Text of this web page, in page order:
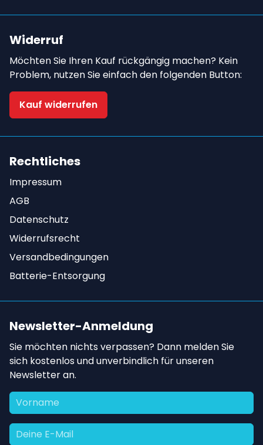
Widerruf
Möchten Sie Ihren Kauf rückgängig machen? Kein
Problem, nutzen Sie einfach den folgenden Button:
Kauf widerrufen
Rechtliches
Impressum
AGB
Datenschutz
Widerrufsrecht
Versandbedingungen
Batterie-Entsorgung
Newsletter-Anmeldung
Sie möchten nichts verpassen? Dann melden Sie
sich kostenlos und unverbindlich für unseren
Newsletter an.